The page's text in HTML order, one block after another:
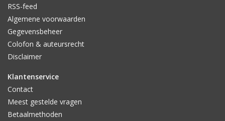
Nieuws
RSS-feed
Algemene voorwaarden
Gegevensbeheer
Colofon & auteursrecht
Disclaimer
Klantenservice
Contact
Meest gestelde vragen
Betaalmethoden